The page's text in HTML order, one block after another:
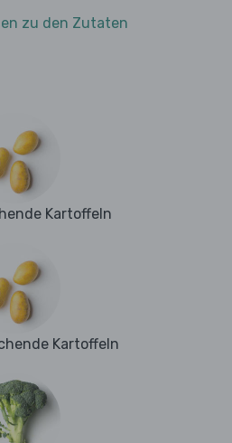
zu den Zutaten
Kartoffeln
Kartoffeln